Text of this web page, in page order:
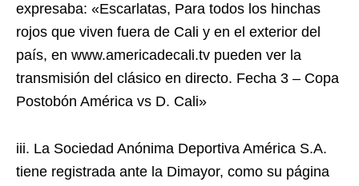
expresaba: «Escarlatas, Para todos los hinchas
rojos que viven fuera de Cali y en el exterior del
país, en www.americadecali.tv pueden ver la
transmisión del clásico en directo. Fecha 3 – Copa
Postobón América vs D. Cali»
iii. La Sociedad Anónima Deportiva América S.A.
tiene registrada ante la Dimayor, como su página